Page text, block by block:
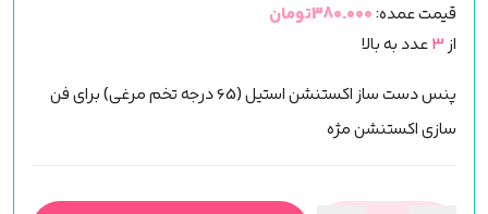
قیمت عمده:380.000تومان
از3عدد به بالا
پنس دست ساز اکستنشن استیل (65 درجه تخم مرغی) برای فن
سازی اکستنشن مژه